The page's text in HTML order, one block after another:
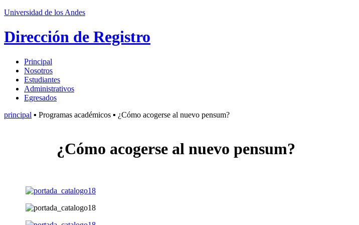
Universidad de los Andes
Dirección de Registro
Principal
Nosotros
Estudiantes
Administrativos
Egresados
principal ▪ Programas académicos ▪ ¿Cómo acogerse al nuevo pensum?
¿Cómo acogerse al nuevo pensum?